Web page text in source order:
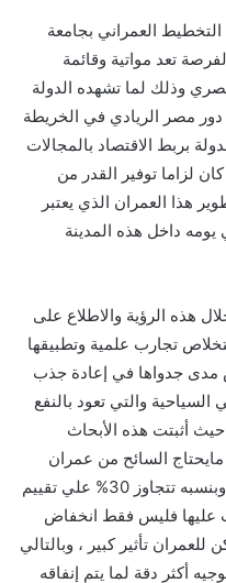
العمراني بجامعة
تعد مواتية وقائمة
وذلك لما تشهده الدولة
دور مصر الريادي في الخريطة
بربط الاقتصاد بالمجالات
لزاما توفير القدر من
هذا العمران الذي يعتبر
داخل هذه المدينة
هذه الرؤية والاطلاع على
تجارب علمية وتطبيقها
مدى جدواها في إعادة جذب
السياحية والتي تعود بالنفع
أثبتت هذه الأبحاث
مايحتاج السائح من عمران
ومدن وان العمران يوثر بشكل مباشر وبنسبه تتجاوز 30% علي تقييم
عليها فليس فقط انخفاض
تأثير كبير ، وبالتالي
أكثر دقة لما يتم إنفاقه